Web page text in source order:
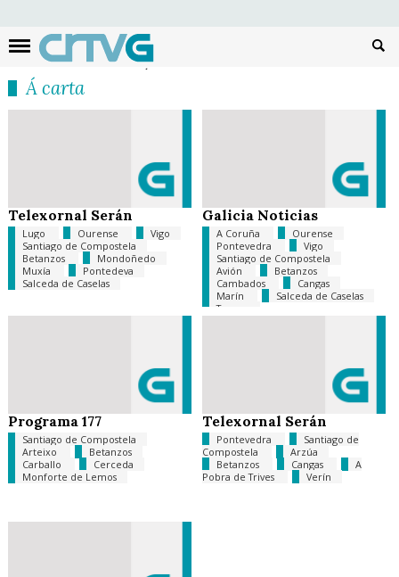
Á carta
Telexornal Serán
Lugo Ourense
Vigo
Santiago de Compostela
Betanzos
Mondoñedo
Muxía
Pontedeva
Salceda de Caselas
Galicia Noticias
A Coruña
Ourense
Pontevedra
Vigo
Santiago de Compostela
Avión
Betanzos
Cambados
Cangas
Marín
Salceda de Caselas
Toques
Programa 177
Santiago de Compostela
Arteixo
Betanzos
Carballo
Cerceda
Monforte de Lemos
Telexornal Serán
Pontevedra
Santiago de
Compostela
Arzúa
Betanzos
Cangas
A
Pobra de Trives
Verín